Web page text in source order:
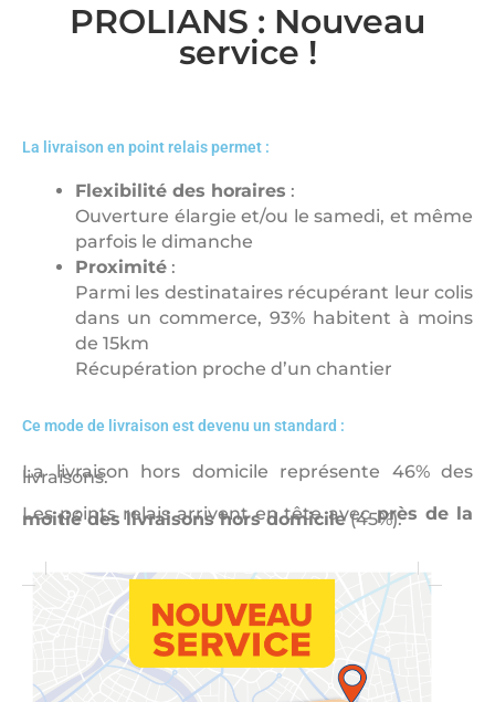
PROLIANS : Nouveau
service !
La livraison en point relais permet :
Flexibilité des horaires :
Ouverture élargie et/ou le samedi, et même
parfois le dimanche
Proximité :
Parmi les destinataires récupérant leur colis
dans un commerce, 93% habitent à moins
de 15km
Récupération proche d’un chantier
Ce mode de livraison est devenu un standard :
La livraison hors domicile représente 46% des
livraisons.
Les points relais arrivent en tête avecprès de la
moitié des livraisons hors domicile(45%).